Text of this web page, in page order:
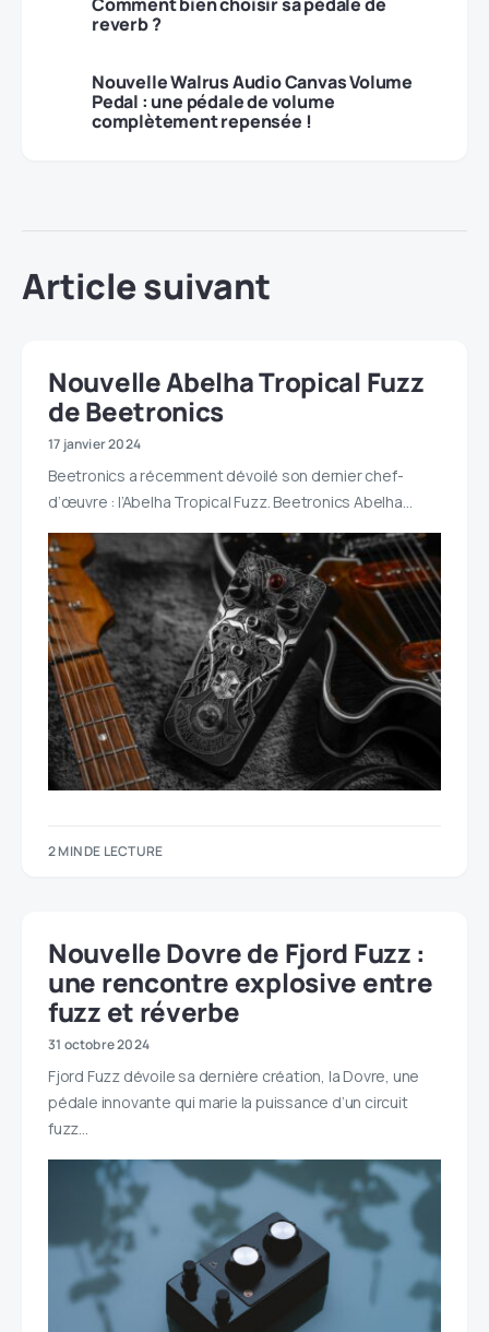
reverb ?
Nouvelle Walrus Audio Canvas Volume
Pedal : une pédale de volume
complètement repensée !
Article suivant
Nouvelle Abelha Tropical Fuzz
de Beetronics
17 janvier 2024
Beetronics a récemment dévoilé son dernier chef-
d’œuvre : l’Abelha Tropical Fuzz. Beetronics Abelha…
2 MIN DE LECTURE
Nouvelle Dovre de Fjord Fuzz :
une rencontre explosive entre
fuzz et réverbe
31 octobre 2024
Fjord Fuzz dévoile sa dernière création, la Dovre, une
pédale innovante qui marie la puissance d’un circuit
fuzz…